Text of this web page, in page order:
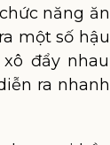
năng ăn
một số hậu
đẩy nhau
ra nhanh